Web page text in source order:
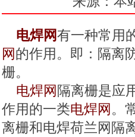
电焊网有一种常用
网的作用。即：隔离
栅。
电焊网隔离栅是应
作用的一类电焊网。
离栅和电焊荷兰网隔